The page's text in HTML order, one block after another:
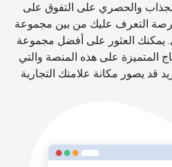
والحصري على التفوق على
التعرف عليك من بين مجموعة
يمكنك العثور على أفضل مجموعة
المتميزة على هذه المنصة والتي